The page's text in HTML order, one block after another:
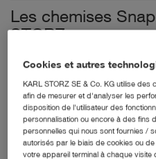
Les chemises
STORZ
Cookies et autres
KARL STORZ SE & Co. KG utilise des
afin de mesurer et d'analyser les
disposition de l'utilisateur des
personnalisation ou encore à des fins
personnelles qui nous sont fournies /
autorisés par le biais de cookies ou
votre appareil terminal à chaque visite